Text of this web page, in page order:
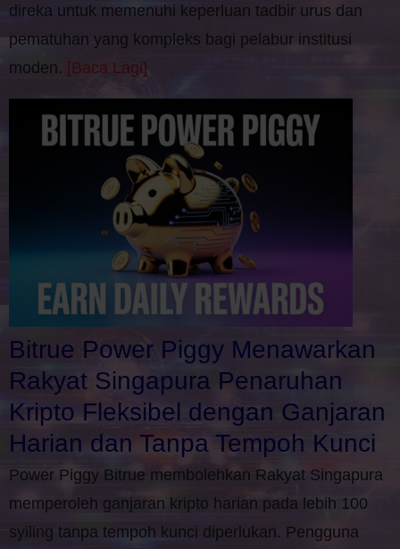
direka untuk memenuhi keperluan tadbir urus dan
pematuhan yang kompleks bagi pelabur institusi
moden. [Baca Lagi]
Bitrue Power Piggy Menawarkan
Rakyat Singapura Penaruhan
Kripto Fleksibel dengan Ganjaran
Harian dan Tanpa Tempoh Kunci
Power Piggy Bitrue membolehkan Rakyat Singapura
memperoleh ganjaran kripto harian pada lebih 100
syiling tanpa tempoh kunci diperlukan. Pengguna